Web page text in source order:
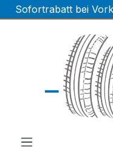
Zum Hauptinhalt
Sofortrabatt bei